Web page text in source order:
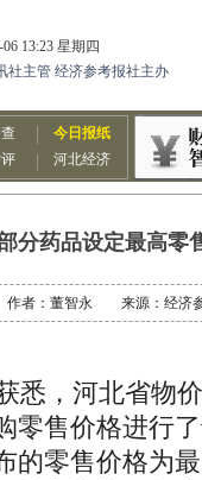
分药品设定最高零
者：董智永 来源：经济
悉，河北省物
零售价格进行
的零售价格为